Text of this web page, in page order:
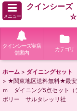
メニュー
クインシー
☆
クインシーズ実店
舗案内
カテゴリ
ホーム > ダイニングセット
> ★関東地区送料無料★最
ｍ ダイニング5点セット（
ボリー サルタレッリ社